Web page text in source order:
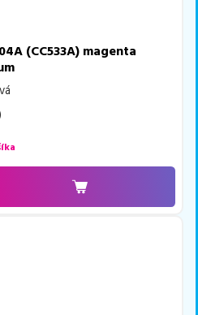
(CC533A) magenta